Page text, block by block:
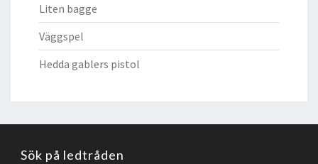
Liten bagge
Väggspel
Hedda gablers pistol
Sök på ledtråden